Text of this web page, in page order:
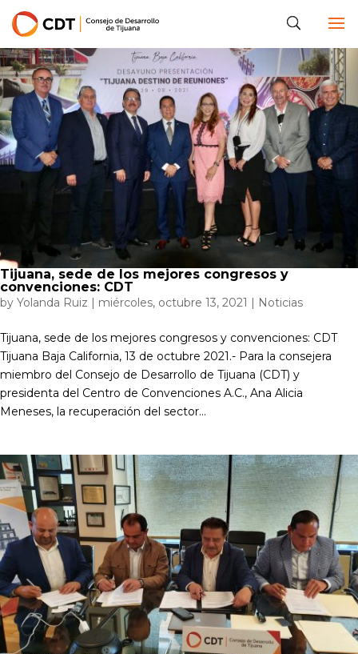
Tijuana, sede de los mejores congresos y
convenciones: CDT
by Yolanda Ruiz | miércoles, octubre 13, 2021 | Noticias
Tijuana, sede de los mejores congresos y convenciones: CDT
Tijuana Baja California, 13 de octubre 2021.- Para la consejera
miembro del Consejo de Desarrollo de Tijuana (CDT) y
presidenta del Centro de Convenciones A.C., Ana Alicia
Meneses, la recuperación del sector...